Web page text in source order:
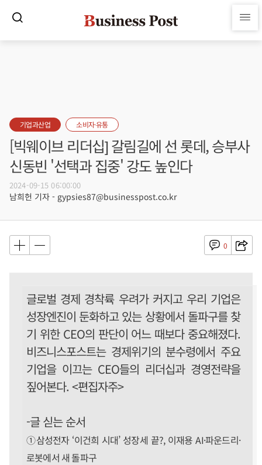
기업과산업 소비자·유통
[빅웨이브 리더십] 갈림길에 선 롯데, 승부사
신동빈 '선택과 집중' 강도 높인다
2024-09-15 06:00:00
남희헌 기자 - gypsies87@businesspost.co.kr
0
글로벌 경제 경착륙 우려가 커지고 우리 기업은
성장엔진이 둔화하고 있는 상황에서 돌파구를 찾
기 위한 CEO의 판단이 어느 때보다 중요해졌다.
비즈니스포스트는 경제위기의 분수령에서 주요
기업을 이끄는 CEO들의 리더십과 경영전략을
짚어본다. <편집자주>
-글 싣는 순서
①삼성전자 ‘이건희 시대’ 성장세 끝?, 이재용 AI·파운드리·
로봇에서 새 돌파구